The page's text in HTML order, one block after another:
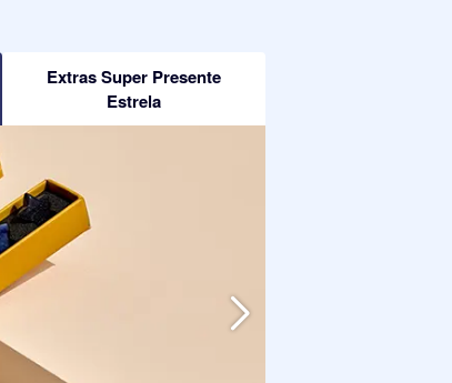
Extras Super Presente
Estrela